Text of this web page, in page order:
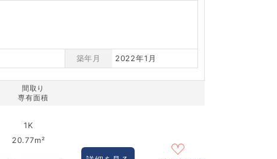
築年月 2022年1月
間取り
専有面積
1K
20.77m²